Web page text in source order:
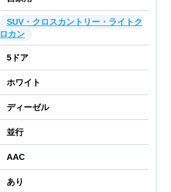
SUV・クロスカントリー・ライトク
ロカン
5 ドア
ホワイト
ディーゼル
並行
AAC
あり